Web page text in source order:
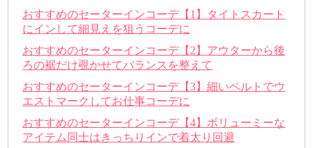
おすすめのセーターインコーデ【1】タイトスカート
にインして細見えを狙うコーデに
おすすめのセーターインコーデ【2】アウターから後
ろの裾だけ覗かせてバランスを整えて
おすすめのセーターインコーデ【3】細いベルトでウ
エストマークしてお仕事コーデに
おすすめのセーターインコーデ【4】ボリューミーな
アイテム同士はきっちりインで着太り回避